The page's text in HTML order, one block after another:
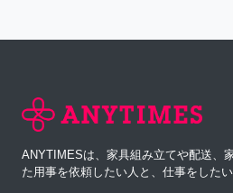
ANYTIMESは、家具組み立てや配送、
た用事を依頼したい人と、仕事をした